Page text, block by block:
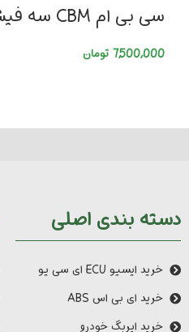
سی بی ام CBM سه فیش کروز
7,500,000 تومان
دسته بندی اصلی
خرید ایسیو ECU ای سی یو
خرید ای بی اس ABS
خرید ایربگ خودرو